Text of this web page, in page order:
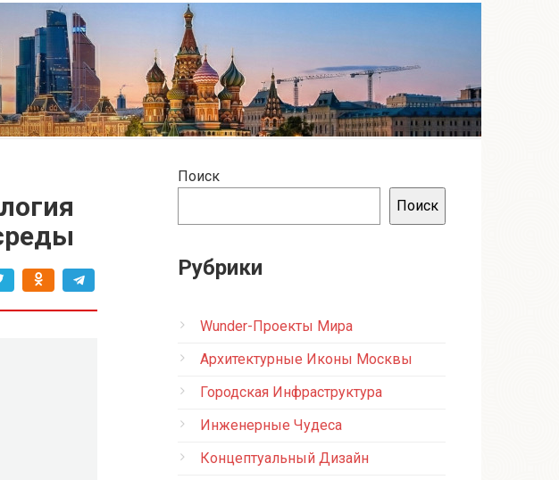
Поиск
Поиск
Рубрики
Wunder-Проекты Мира
Архитектурные Иконы Москвы
Городская Инфраструктура
Инженерные Чудеса
Концептуальный Дизайн